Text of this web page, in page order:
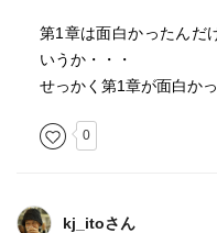
第1章は面白かったんだ
いうか・・・
せっかく第1章が面白か
0
kj_itoさん